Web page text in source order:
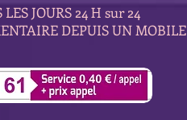
JOURS 24 H sur 24
DEPUIS UN MOBILE